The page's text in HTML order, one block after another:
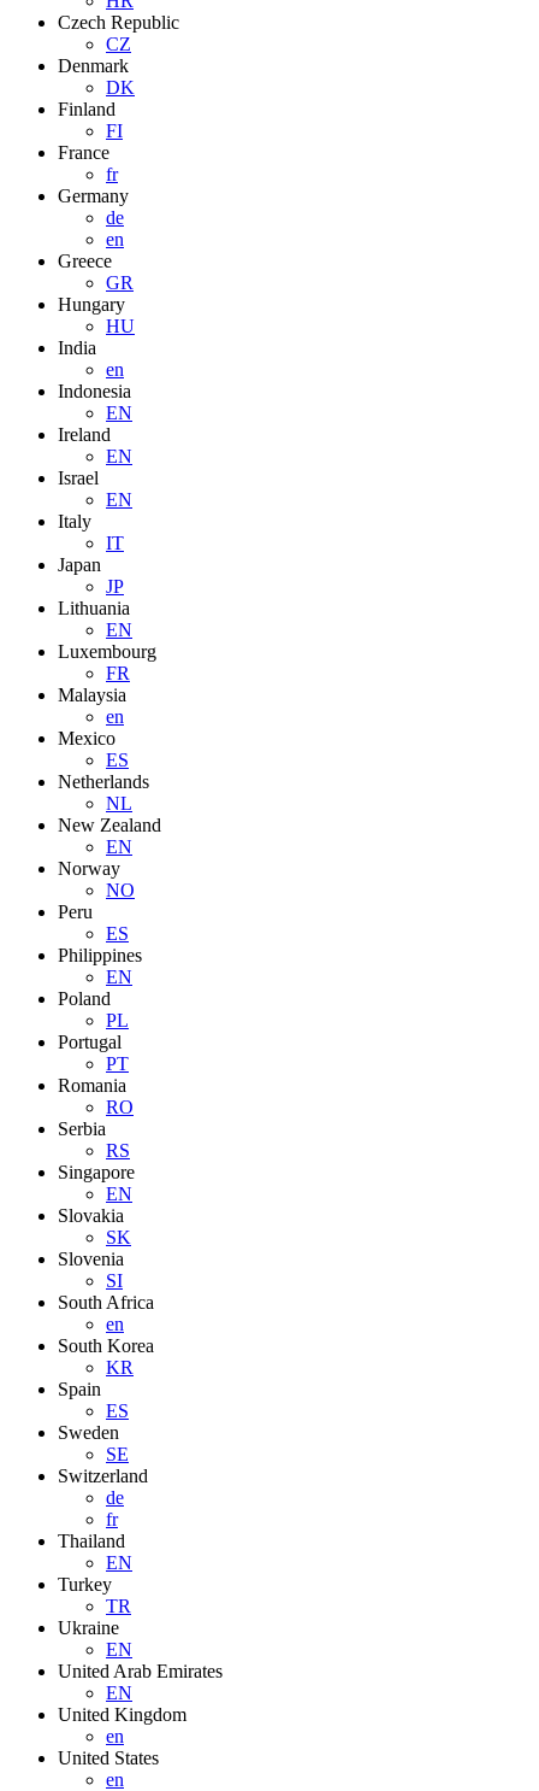
Czech Republic
CZ
Denmark
DK
Finland
FI
France
fr
Germany
de
en
Greece
GR
Hungary
HU
India
en
Indonesia
EN
Ireland
EN
Israel
EN
Italy
IT
Japan
JP
Lithuania
EN
Luxembourg
FR
Malaysia
en
Mexico
ES
Netherlands
NL
New Zealand
EN
Norway
NO
Peru
ES
Philippines
EN
Poland
PL
Portugal
PT
Romania
RO
Serbia
RS
Singapore
EN
Slovakia
SK
Slovenia
SI
South Africa
en
South Korea
KR
Spain
ES
Sweden
SE
Switzerland
de
fr
Thailand
EN
Turkey
TR
Ukraine
EN
United Arab Emirates
EN
United Kingdom
en
United States
en